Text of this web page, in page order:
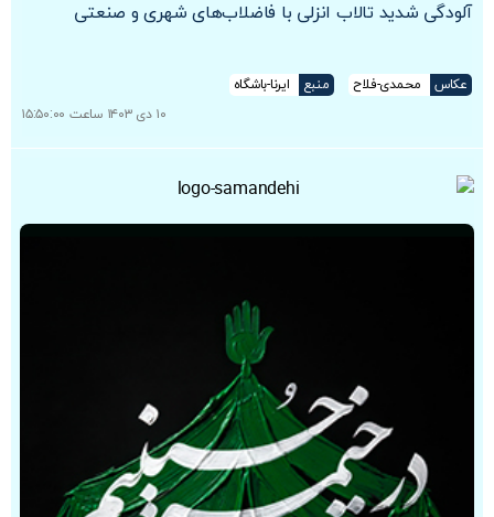
آلودگی شدید تالاب انزلی با فاضلاب‌های شهری و صنعتی
عکاس محمدی-فلاح منبع
ایرنا-باشگاه
۱۰ دی ۱۴۰۳ ساعت ۱۵:۵۰:۰۰